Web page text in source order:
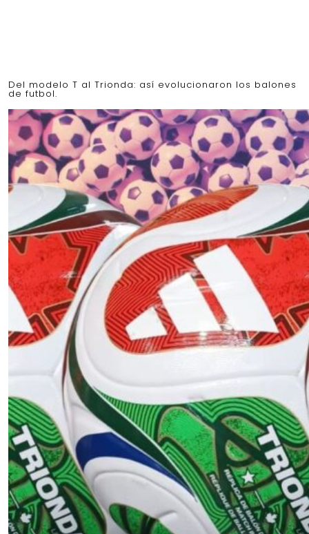
Del modelo T al Trionda: así evolucionaron los balones
de futbol.